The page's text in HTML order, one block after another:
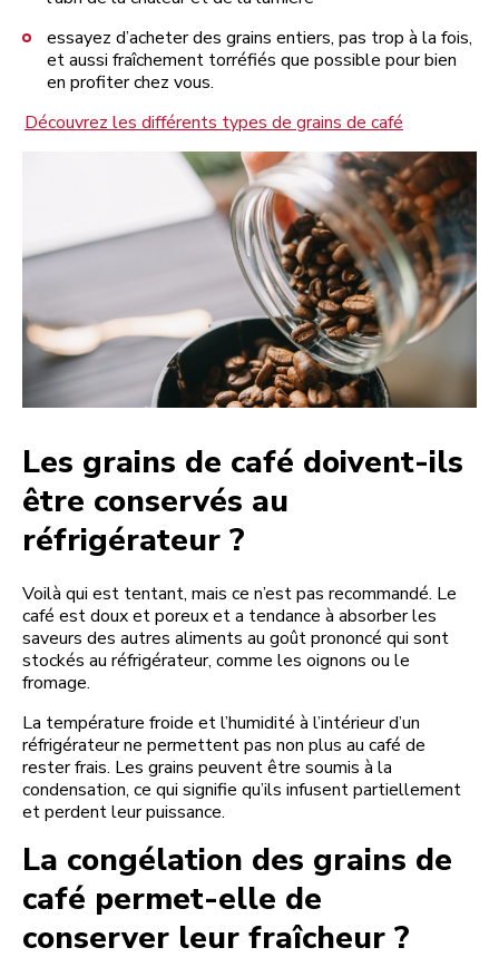
essayez d’acheter des grains entiers, pas trop à la fois,
et aussi fraîchement torréfiés que possible pour bien
en profiter chez vous.
Découvrez les différents types de grains de café
Les grains de café doivent-ils
être conservés au
réfrigérateur ?
Voilà qui est tentant, mais ce n’est pas recommandé. Le
café est doux et poreux et a tendance à absorber les
saveurs des autres aliments au goût prononcé qui sont
stockés au réfrigérateur, comme les oignons ou le
fromage.
La température froide et l’humidité à l’intérieur d’un
réfrigérateur ne permettent pas non plus au café de
rester frais. Les grains peuvent être soumis à la
condensation, ce qui signifie qu’ils infusent partiellement
et perdent leur puissance.
La congélation des grains de
café permet-elle de
conserver leur fraîcheur ?